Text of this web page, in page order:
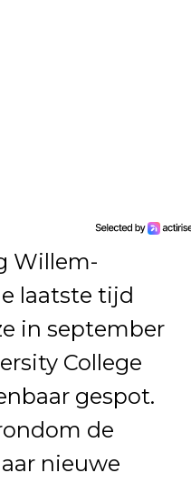
Willem-
laatste tijd
in september
College
gespot.
de
nieuwe